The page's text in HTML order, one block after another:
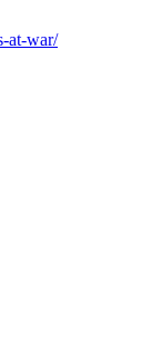
at-war/